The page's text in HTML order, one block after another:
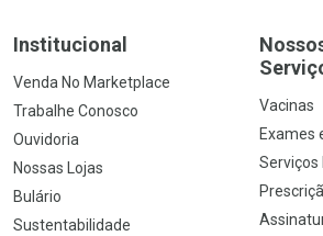
Institucional
Venda No Marketplace
Trabalhe Conosco
Ouvidoria
Nossas Lojas
Bulário
Sustentabilidade
Vacinas
Exames
Serviços